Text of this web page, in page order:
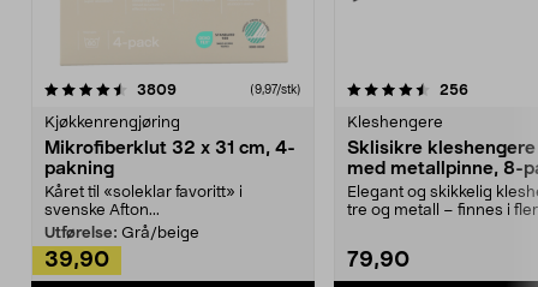
3809anmeldelser(9,97/stk)
Kjøkkenrengjøring
Mikrofiberklut 32 x 31 cm, 4-
pakning
Kåret til «soleklar favoritt» i
svenske Afton...
Utførelse: Grå/beige
39,90
4.5av 5 stjerner 256
Kleshengere
Sklisikre
med metallpinne, 8-
Elegant og skikkelig
tre og metall – finnes i
79,90
4.5av 5 stjerner